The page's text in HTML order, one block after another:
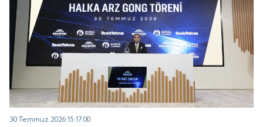
30 Temmuz 2026 15:17:00